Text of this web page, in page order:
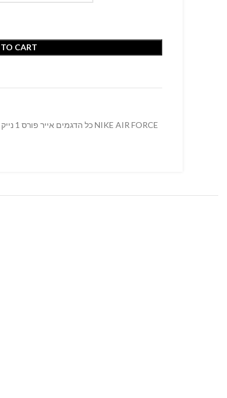
CART
כל הדגמים אייר פורס 1 נייק NIKE AIR FORCE